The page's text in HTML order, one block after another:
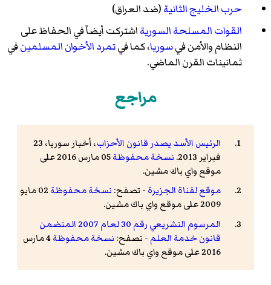
حرب الخليج الثانية(ضد العراق)
القوات المسلحة السوريةاشتركت أيضاً في الحفاظ على
النظام والأمن فيسوريا، كما فيتمرد الأخوان المسلمينفي
ثمانينات القرن الماضي.
مراجع
الرئيس الأسد يصدر قانون الأحزاب
، أخبار سوريا، 23
فبراير 2013.
نسخة محفوظة
05 مارس 2016 على
موقع واي باك مشين.
موقع لقناة الجزيرة - تصفح: نسخة محفوظة
02 مايو
2009 على موقع واي باك مشين.
المرسوم التشريعي رقم 30 لعام 2007 المتضمن
قانون خدمة العلم - تصفح: نسخة محفوظة
4 مارس
2016 على موقع واي باك مشين.